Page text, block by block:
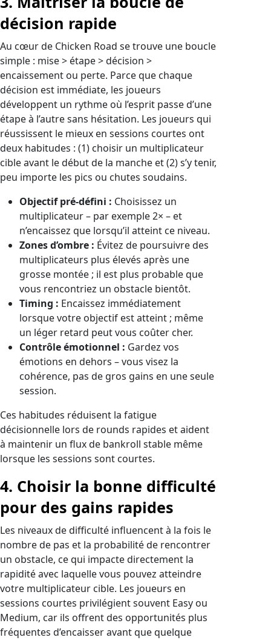
décision rapide
Au cœur de Chicken Road se trouve une boucle
simple : mise > étape > décision >
encaissement ou perte. Parce que chaque
décision est immédiate, les joueurs
développent un rythme où l’esprit passe d’une
étape à l’autre sans hésitation. Les joueurs qui
réussissent le mieux en sessions courtes ont
deux habitudes : (1) choisir un multiplicateur
cible avant le début de la manche et (2) s’y tenir,
peu importe les pics ou chutes soudains.
Objectif pré‑défini : Choisissez un
multiplicateur – par exemple 2× – et
n’encaissez que lorsqu’il atteint ce niveau.
Zones d’ombre : Évitez de poursuivre des
multiplicateurs plus élevés après une
grosse montée ; il est plus probable que
vous rencontriez un obstacle bientôt.
Timing : Encaissez immédiatement
lorsque votre objectif est atteint ; même
un léger retard peut vous coûter cher.
Contrôle émotionnel : Gardez vos
émotions en dehors – vous visez la
cohérence, pas de gros gains en une seule
session.
Ces habitudes réduisent la fatigue
décisionnelle lors de rounds rapides et aident
à maintenir un flux de bankroll stable même
lorsque les sessions sont courtes.
4. Choisir la bonne difficulté
pour des gains rapides
Les niveaux de difficulté influencent à la fois le
nombre de pas et la probabilité de rencontrer
un obstacle, ce qui impacte directement la
rapidité avec laquelle vous pouvez atteindre
votre multiplicateur cible. Les joueurs en
sessions courtes privilégient souvent Easy ou
Medium, car ils offrent des opportunités plus
fréquentes d’encaisser avant que quelque